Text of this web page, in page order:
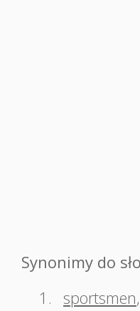
Synonimy do
1.
sportsmen,